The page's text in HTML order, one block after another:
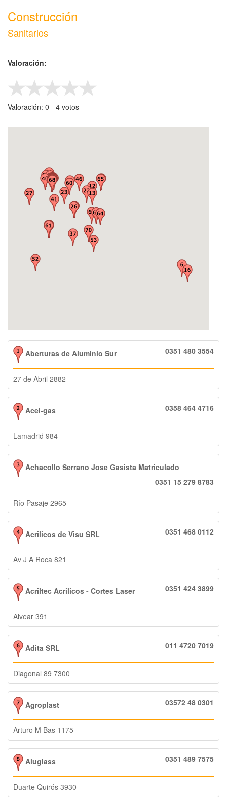
Construcción
Sanitarios
Valoración:
Valoración: 0 - ‎ 4 votos
Aberturas de Aluminio Sur 0351 480 3554
27 de Abril 2882
Acel-gas 0358 464 4716
Lamadrid 984
Achacollo Serrano Jose Gasista Matriculado
0351 15 279 8783
Río Pasaje 2965
Acrilicos de Visu SRL 0351 468 0112
Av J A Roca 821
Acriltec Acrilicos - Cortes Laser 0351 424 3899
Alvear 391
Adita SRL 011 4720 7019
Diagonal 89 7300
Agroplast 03572 48 0301
Arturo M Bas 1175
Aluglass 0351 489 7575
Duarte Quirós 3930